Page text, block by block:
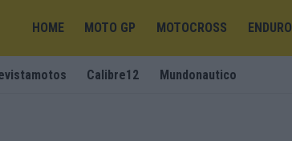
HOME MOTO GP MOTOCROSS ENDURO
Calibre12 Mundonautico